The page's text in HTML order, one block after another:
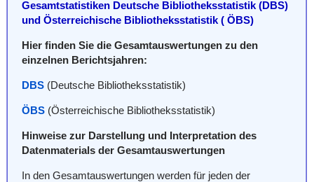
Gesamtstatistiken Deutsche Bibliotheksstatistik (DBS)
und Österreichische Bibliotheksstatistik ( ÖBS)
Hier finden Sie die Gesamtauswertungen zu den
einzelnen Berichtsjahren:
DBS (Deutsche Bibliotheksstatistik)
ÖBS (Österreichische Bibliotheksstatistik)
Hinweise zur Darstellung und Interpretation des
Datenmaterials der Gesamtauswertungen
In den Gesamtauswertungen werden für jeden der